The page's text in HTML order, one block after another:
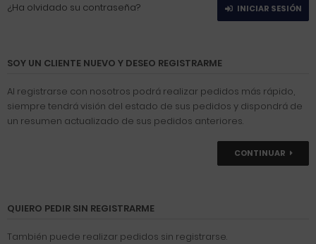
¿Ha olvidado su contraseña? INICIAR SESIÓN
SOY UN CLIENTE NUEVO Y DESEO REGISTRARME
Al registrarse con nosotros podrá realizar pedidos más rápido,
siempre tendrá visión del estado de sus pedidos y dispondrá de
un resumen actualizado de sus pedidos anteriores.
CONTINUAR
QUIERO PEDIR SIN REGISTRARME
También puede realizar pedidos sin registrarse.